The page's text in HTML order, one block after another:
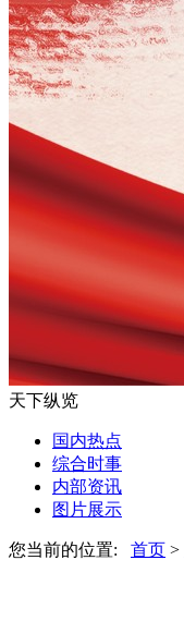
天下纵览
国内热点
综合时事
内部资讯
图片展示
您当前的位置: 首页 >